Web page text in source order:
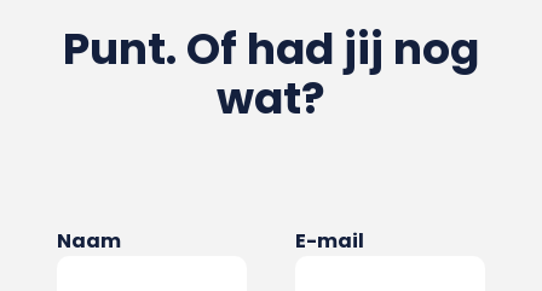
Punt. Of had jij nog
wat?
Naam E-mail